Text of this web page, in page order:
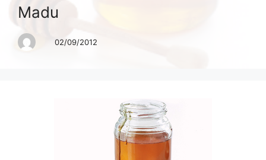
Madu
02/09/2012